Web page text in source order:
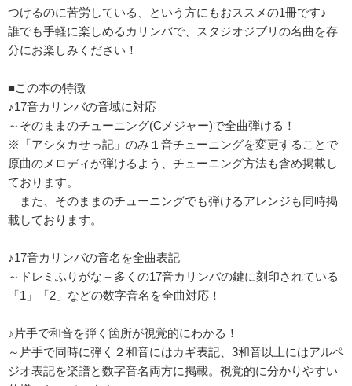
つけるのに苦労している、という方にもおススメの1冊です♪
誰でも手軽に楽しめるカリンバで、スタジオジブリの名曲を存
分にお楽しみください！
■この本の特徴
♪17音カリンバの音域に対応
～そのままのチューニング(Cメジャー)で全曲弾ける！
※「アシタカせっ記」のみ１音チューニングを変更することで
原曲のメロディが弾けるよう、チューニング方法も含め掲載し
ております。
また、そのままのチューニングでも弾けるアレンジも同時掲
載しております。
♪17音カリンバの音名を全曲表記
～ドレミふりがな＋多くの17音カリンバの鍵に刻印されている
「1」「2」などの数字音名を全曲対応！
♪片手で和音を弾く箇所が視覚的にわかる！
～片手で同時に弾く２和音にはカギ表記、3和音以上にはアルペ
ジオ表記を楽譜と数字音名両方に掲載。視覚的に分かりやすい